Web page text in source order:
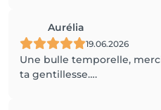
Aurélia
19.06.2026
Une bulle temporelle,
ta gentillesse….